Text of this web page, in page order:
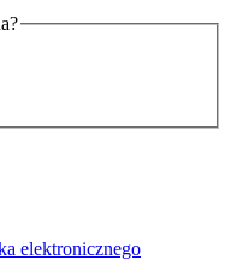
elektronicznego